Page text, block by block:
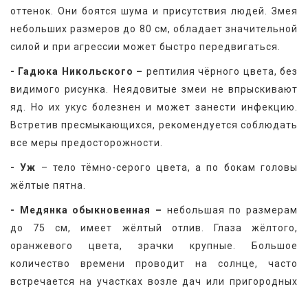
оттенок. Они боятся шума и присутствия людей. Змея
небольших размеров до 80 см, обладает значительной
силой и при агрессии может быстро передвигаться.
- Гадюка Никольского – рептилия чёрного цвета, без
видимого рисунка. Неядовитые змеи не впрыскивают
яд. Но их укус болезнен и может занести инфекцию.
Встретив пресмыкающихся, рекомендуется соблюдать
все меры предосторожности.
- Уж – тело тёмно-серого цвета, а по бокам головы
жёлтые пятна.
- Медянка обыкновенная – небольшая по размерам
до 75 см, имеет жёлтый отлив. Глаза жёлтого,
оранжевого цвета, зрачки крупные. Большое
количество времени проводит на солнце, часто
встречается на участках возле дач или пригородных